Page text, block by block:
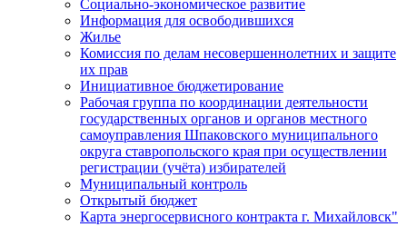
Социально-экономическое развитие
Информация для освободившихся
Жилье
Комиссия по делам несовершеннолетних и защите
их прав
Инициативное бюджетирование
Рабочая группа по координации деятельности
государственных органов и органов местного
самоуправления Шпаковского муниципального
округа ставропольского края при осуществлении
регистрации (учёта) избирателей
Муниципальный контроль
Открытый бюджет
Карта энергосервисного контракта г. Михайловск"